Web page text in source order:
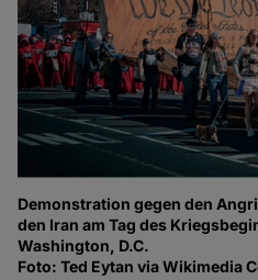
Demonstration gegen den
den Iran am Tag des
Washington, D.C.
Foto: Ted Eytan via Wikimedia